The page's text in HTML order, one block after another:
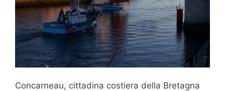
Concarneau, cittadina costiera della Bretagna